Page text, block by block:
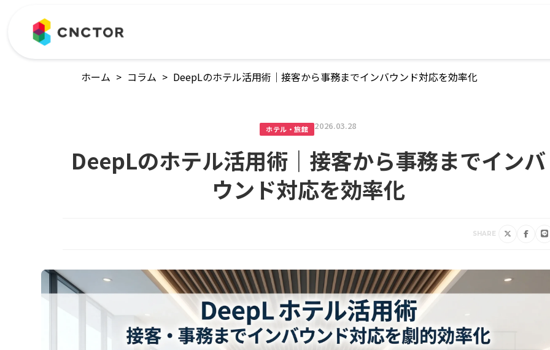
ホーム > コラム > DeepLのホテル活用術｜接客から事務までインバウンド対応を効率化
ホテル・旅館 2026.03.28
DeepLのホテル活用術｜接客から事務までインバ
ウンド対応を効率化
SHARE